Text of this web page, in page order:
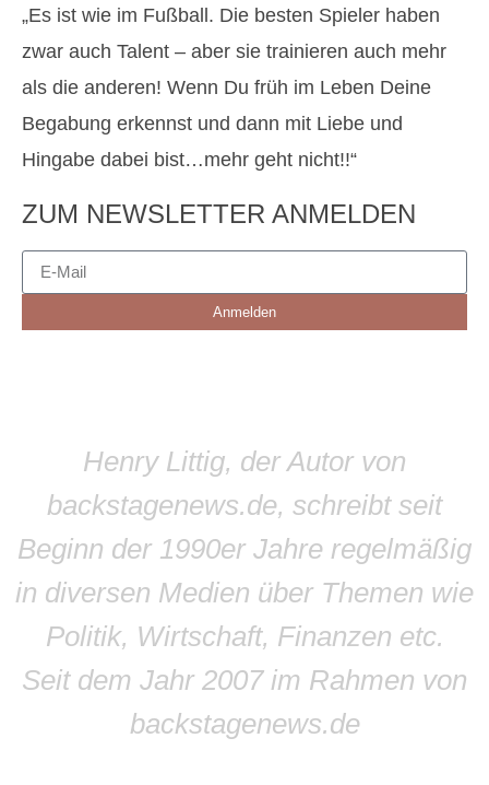
„Es ist wie im Fußball. Die besten Spieler haben
zwar auch Talent – aber sie trainieren auch mehr
als die anderen! Wenn Du früh im Leben Deine
Begabung erkennst und dann mit Liebe und
Hingabe dabei bist…mehr geht nicht!!“
ZUM NEWSLETTER ANMELDEN
Anmelden
Henry Littig, der Autor von
backstagenews.de, schreibt seit
Beginn der 1990er Jahre regelmäßig
in diversen Medien über Themen wie
Politik, Wirtschaft, Finanzen etc.
Seit dem Jahr 2007 im Rahmen von
backstagenews.de